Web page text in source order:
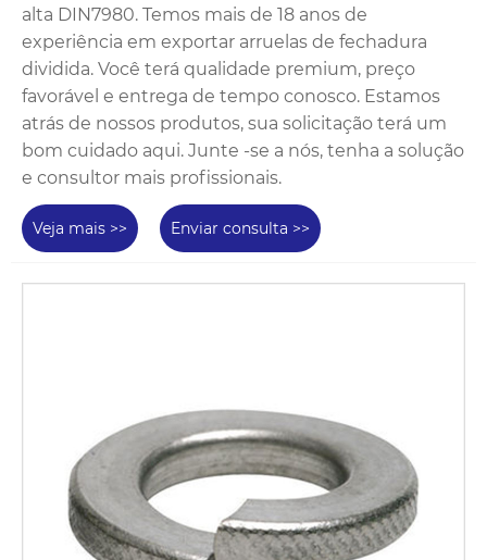
alta DIN7980. Temos mais de 18 anos de
experiência em exportar arruelas de fechadura
dividida. Você terá qualidade premium, preço
favorável e entrega de tempo conosco. Estamos
atrás de nossos produtos, sua solicitação terá um
bom cuidado aqui. Junte -se a nós, tenha a solução
e consultor mais profissionais.
Veja mais >> Enviar consulta >>